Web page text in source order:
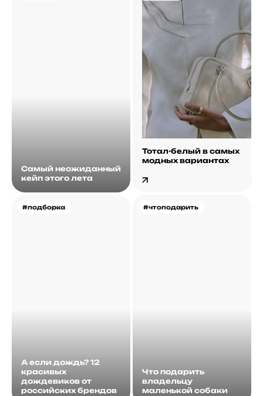
Самый неожиданный
кейп этого лета
Тотал-белый в самых
модных вариантах
#подборка
А если дождь? 12
красивых
дождевиков от
российских брендов
#чтоподарить
Что подарить
владельцу
маленькой собаки